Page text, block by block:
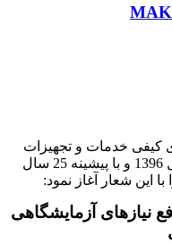
کیفی خدمات و تجهیزات
آزمایشگاهی و فرایندی کشور از سال 1396 و با پیشینه 25 سال
با این شعار آغاز نمود:
نیازهای آزمایشگاهی